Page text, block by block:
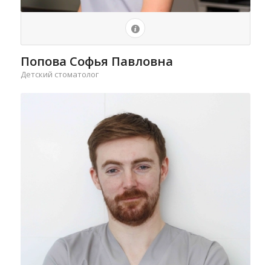
Попова Софья Павловна
Детский стоматолог